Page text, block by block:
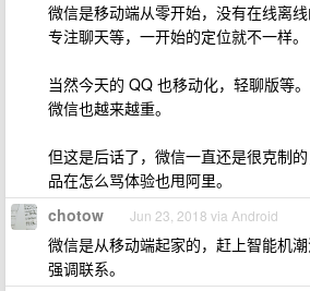
微信是移动端从零开始，没有在线离线
专注聊天等，一开始的定位就不一样。
当然今天的 QQ 也移动化，轻聊版等。
微信也越来越重。
但这是后话了，微信一直还是很克制
品在怎么骂体验也甩阿里。
chotow Jun 23, 2018 via Android
微信是从移动端起家的，赶上智能机潮
强调联系。